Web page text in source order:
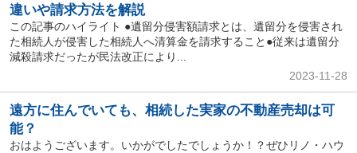
違いや請求方法を解説
この記事のハイライト ●遺留分侵害額請求とは、遺留分を侵害され
た相続人が侵害した相続人へ清算金を請求すること●従来は遺留分
減殺請求だったが民法改正により...
2023-11-28
遠方に住んでいても、相続した実家の不動産売却は可
能？
おはようございます。いかがでしたでしょうか！？ぜひリノ・ハウ